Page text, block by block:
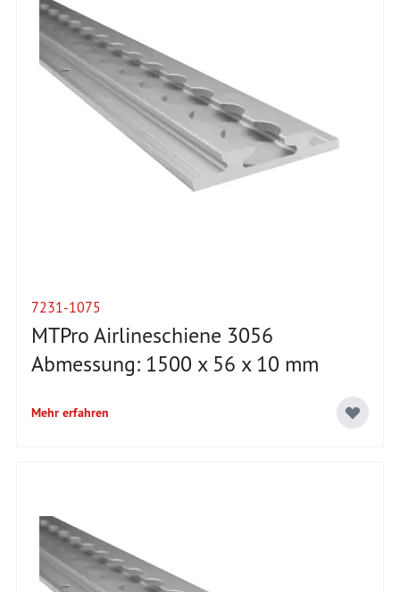
7231-1075
MTPro Airlineschiene 3056
Abmessung: 1500 x 56 x 10 mm
Mehr erfahren